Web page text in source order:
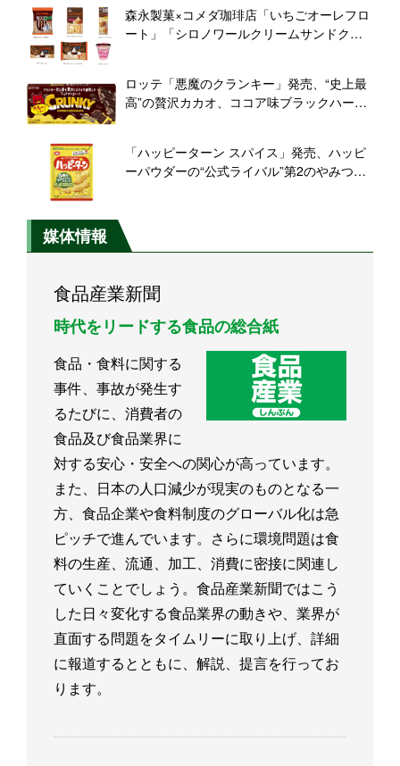
森永製菓×コメダ珈琲店「いちごオーレフロ
ート」「シロノワールクリームサンドクッ
ル」発売
ロッテ「悪魔のクランキー」発売、“史上最
高”の贅沢カカオ、ココア味ブラックハード
「ハッピーターン スパイス」発売、ハッピ
ーパウダーの“公式ライバル”第2のやみつき
媒体情報
食品産業新聞
時代をリードする食品の総合紙
食品・食料に関する
事件、事故が発生す
るたびに、消費者の
食品及び食品業界に
対する安心・安全への関心が高っています。
また、日本の人口減少が現実のものとなる一
方、食品企業や食料制度のグローバル化は急
ピッチで進んでいます。さらに環境問題は食
料の生産、流通、加工、消費に密接に関連し
ていくことでしょう。食品産業新聞ではこう
した日々変化する食品業界の動きや、業界が
直面する問題をタイムリーに取り上げ、詳細
に報道するとともに、解説、提言を行ってお
ります。